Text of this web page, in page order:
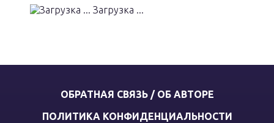
Загрузка ...
ОБРАТНАЯ СВЯЗЬ / ОБ АВТОРЕ
ПОЛИТИКА КОНФИДЕНЦИАЛЬНОСТИ